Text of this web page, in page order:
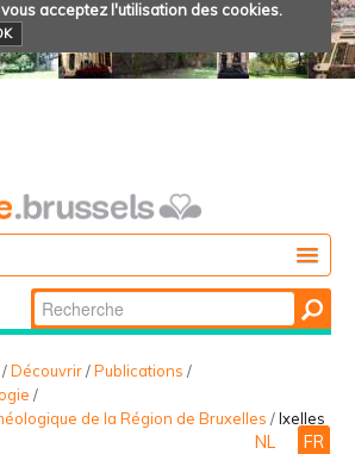
acceptez l'utilisation des cookies.
Chercher par
Recherche
avancée…
/Découvrir/Publications /
/
de la Région de Bruxelles /Ixelles
NL FR